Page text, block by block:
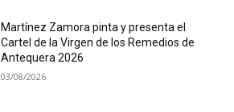
Martínez Zamora pinta y presenta el
Cartel de la Virgen de los Remedios de
Antequera 2026
03/08/2026